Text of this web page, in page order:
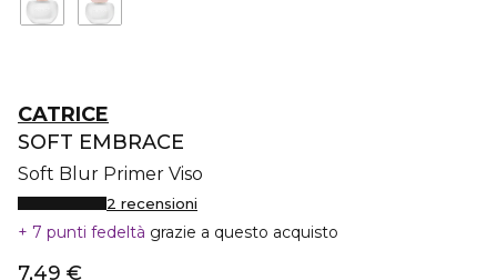
CATRICE
SOFT EMBRACE
Soft Blur Primer Viso
2 recensioni
7 punti fedeltà grazie a questo acquisto
7,49 €